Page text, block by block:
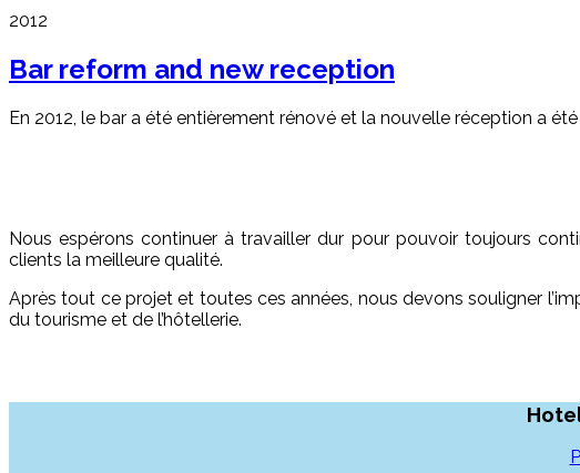
2012
Bar reform and new reception
En 2012, le bar a été entièrement rénové et la nouvelle réception a
Nous espérons continuer à travailler dur pour pouvoir toujours
clients la meilleure qualité.
Après tout ce projet et toutes ces années, nous devons souligner
du tourisme et de l’hôtellerie.